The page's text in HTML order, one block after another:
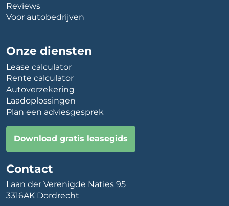
Reviews
Voor autobedrijven
Onze diensten
Lease calculator
Rente calculator
Autoverzekering
Laadoplossingen
Plan een adviesgesprek
Download gratis leasegids
Contact
Laan der Verenigde Naties 95
3316AK Dordrecht